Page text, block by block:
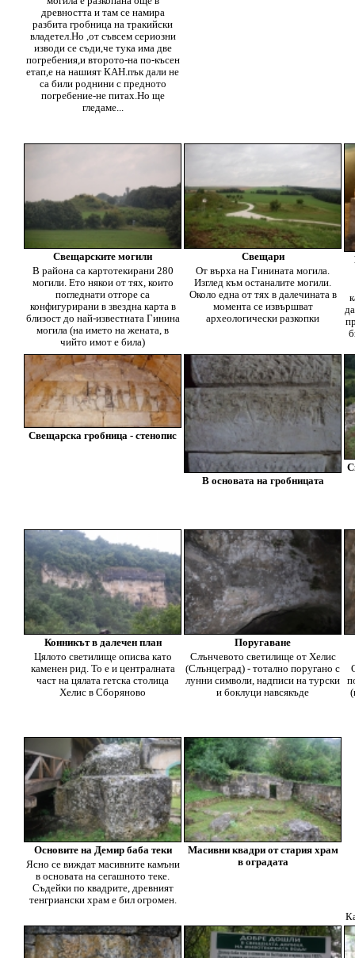
древността и там се намира
разбита гробница на тракийски
владетел.Но ,от съвсем сериозни
изводи се съди,че тука има две
погребения,и второто-на по-късен
етап,е на нашият КАН.пък дали не
са били роднини с предното
погребение-не питах.Но ще
гледаме...
Свещарските могили
В района са картотекирани 280
могили. Ето някои от тях, които
погледнати отгоре са
конфигурирани в звездна карта в
близост до най-известната Гинина
могила (на името на жената, в
чийто имот е била)
Свещари
От върха на Гинината могила.
Изглед към останалите могили.
Около една от тях в далечината в
момента се извършват
археологически разкопки
Свещарска гробница - стенопис
В основата на гробницата
Конникът в далечен план
Цялото светилище описва като
каменен рид. То е и централната
част на цялата гетска столица
Хелис в Сборяново
Поругаване
Слънчевото светилище от Хелис
(Слънцеград) - тотално поругано с
лунни символи, надписи на турски
и боклуци навсякъде
Основите на Демир баба теки
Ясно се виждат масивните камъни
в основата на сегашното теке.
Съдейки по квадрите, древният
тенгриански храм е бил огромен.
Масивни квадри от стария храм
в оградата